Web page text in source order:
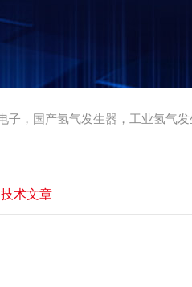
子，国产氢气发生器，工业氢气
技术文章